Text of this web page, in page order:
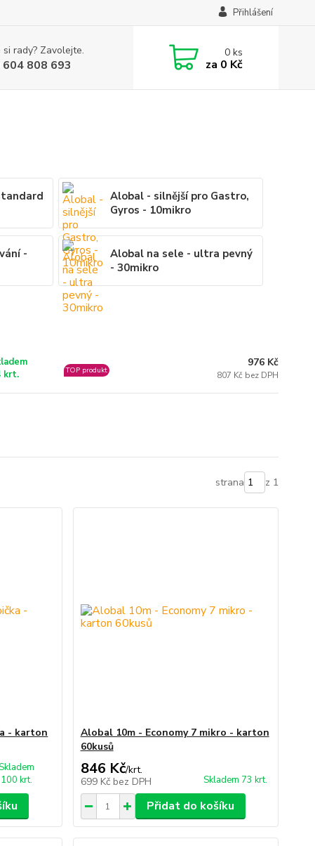
Přihlášení
si rady? Zavolejte.
808 693
0ks
za 0 Kč
Alobal - silnější pro Gastro,
Gyros - 10mikro
-
Alobal na sele - ultra pevný
- 30mikro
krt.
TOP produkt
976 Kč
807 Kč bez DPH
strana z 1
- karton
100 krt.
Alobal 10m - Economy 7 mikro - karton
60kusů
846 Kč/krt.
699 Kč bez DPH Skladem 73 krt.
Přidat do košíku